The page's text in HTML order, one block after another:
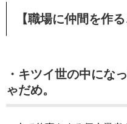
【職場に仲間を作る
・キツイ世の中にな
ゃだめ。